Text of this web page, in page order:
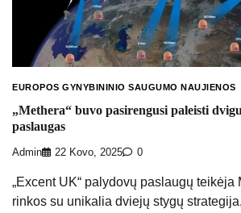
EUROPOS GYNYBININIO SAUGUMO NAUJIENOS
„Methera“ buvo pasirengusi paleisti
paslaugas
Admin 22 Kovo, 2025 0
„Excent UK“ palydovų paslaugų teikėja
rinkos su unikalia dviejų stygų